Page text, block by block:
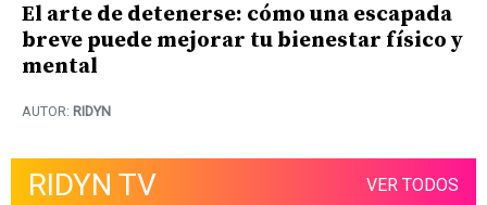
El arte de detenerse: cómo una escapada
breve puede mejorar tu bienestar físico y
mental
AUTOR: RIDYN
RIDYN TV VER TODOS